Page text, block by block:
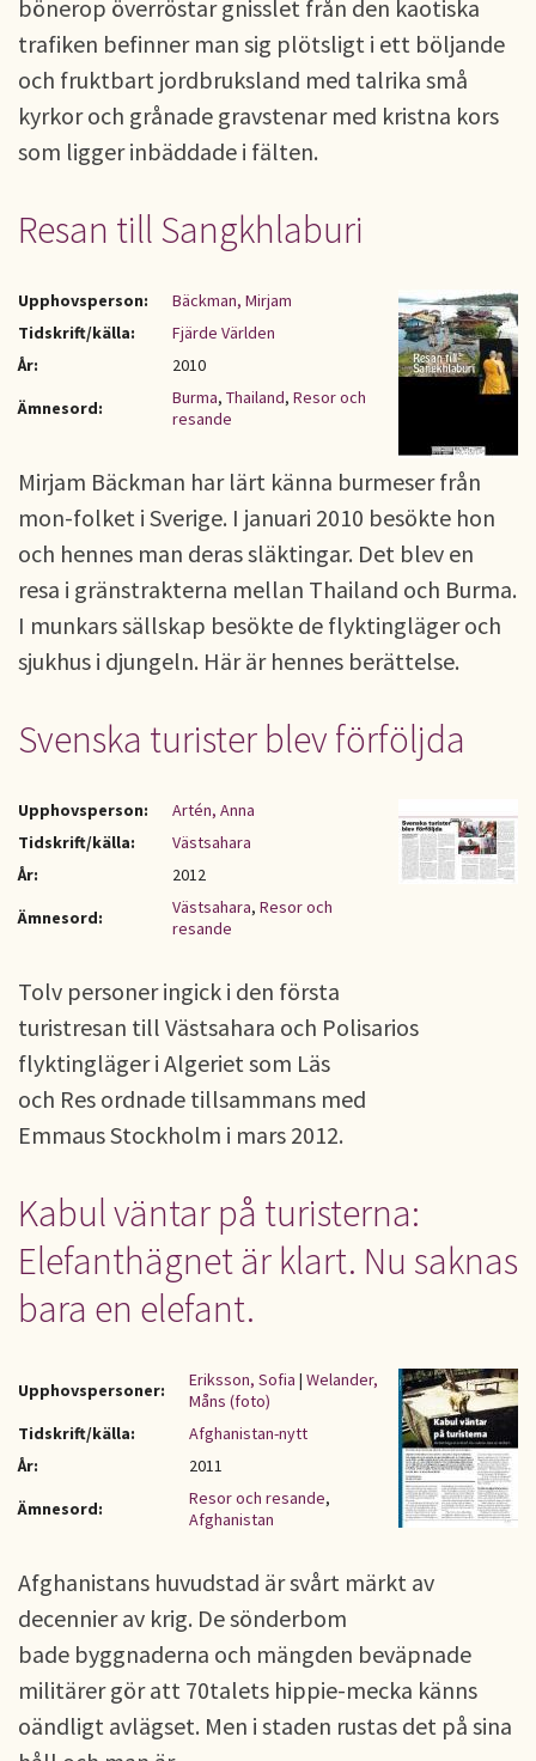
bönerop överröstar gnisslet från den kaotiska
trafiken befinner man sig plötsligt i ett böljande
och fruktbart jordbruksland med talrika små
kyrkor och grånade gravstenar med kristna kors
som ligger inbäddade i fälten.
Resan till Sangkhlaburi
Upphovsperson:
Bäckman, Mirjam
Tidskrift/källa:
Fjärde Världen
År:
2010
Ämnesord:
Burma, Thailand, Resor och
resande
Mirjam Bäckman har lärt känna burmeser från
mon-folket i Sverige. I januari 2010 besökte hon
och hennes man deras släktingar. Det blev en
resa i gränstrakterna mellan Thailand och Burma.
I munkars sällskap besökte de flyktingläger och
sjukhus i djungeln. Här är hennes berättelse.
Svenska turister blev förföljda
Upphovsperson:
Artén, Anna
Tidskrift/källa:
Västsahara
År:
2012
Ämnesord:
Västsahara, Resor och
resande
Tolv personer ingick i den första
turistresan till Västsahara och Polisarios
flyktingläger i Algeriet som Läs
och Res ordnade tillsammans med
Emmaus Stockholm i mars 2012.
Kabul väntar på turisterna:
Elefanthägnet är klart. Nu saknas
bara en elefant.
Upphovspersoner: Eriksson, Sofia | Welander,
Måns (foto)
Tidskrift/källa:
Afghanistan-nytt
År:
2011
Ämnesord:
Resor och resande,
Afghanistan
Afghanistans huvudstad är svårt märkt av
decennier av krig. De sönderbom­
bade byggnaderna och mängden beväpnade
militärer gör att 70­talets hippie­-mecka känns
oändligt avlägset. Men i staden rustas det på sina